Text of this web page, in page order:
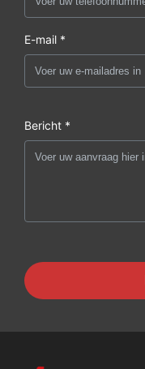
E-mail *
Bericht *